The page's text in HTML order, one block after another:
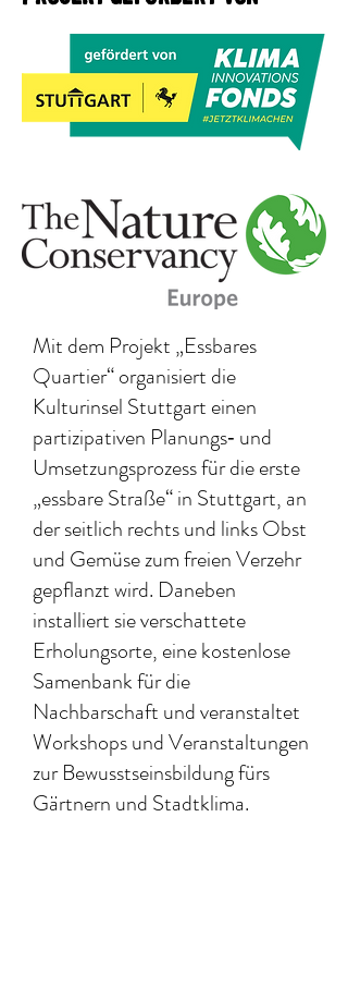
Mit dem Projekt „Essbares
Quartier“ organisiert die
Kulturinsel Stuttgart einen
partizipativen Planungs‐ und
Umsetzungsprozess für die erste
„essbare Straße“ in Stuttgart, an
der seitlich rechts und links Obst
und Gemüse zum freien Verzehr
gepflanzt wird. Daneben
installiert sie verschattete
Erholungsorte, eine kostenlose
Samenbank für die
Nachbarschaft und veranstaltet
Workshops und Veranstaltungen
zur Bewusstseinsbildung fürs
Gärtnern und Stadtklima.